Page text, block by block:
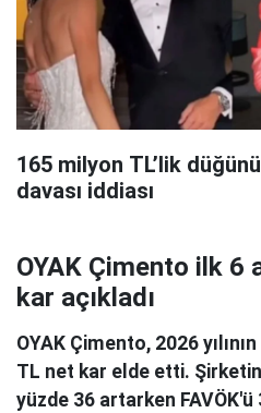
165 milyon TL’lik
davası iddiası
OYAK Çimento ilk 6
kar açıkladı
OYAK Çimento, 2026
TL net kar elde etti.
yüzde 36 artarken FAVÖK'ü